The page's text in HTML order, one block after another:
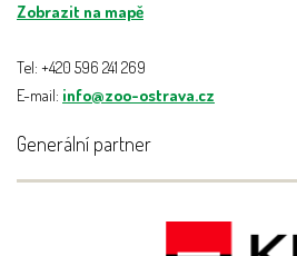
Zobrazit na mapě
Tel: +420 596 241 269
E-mail: info@zoo-ostrava.cz
Generální partner